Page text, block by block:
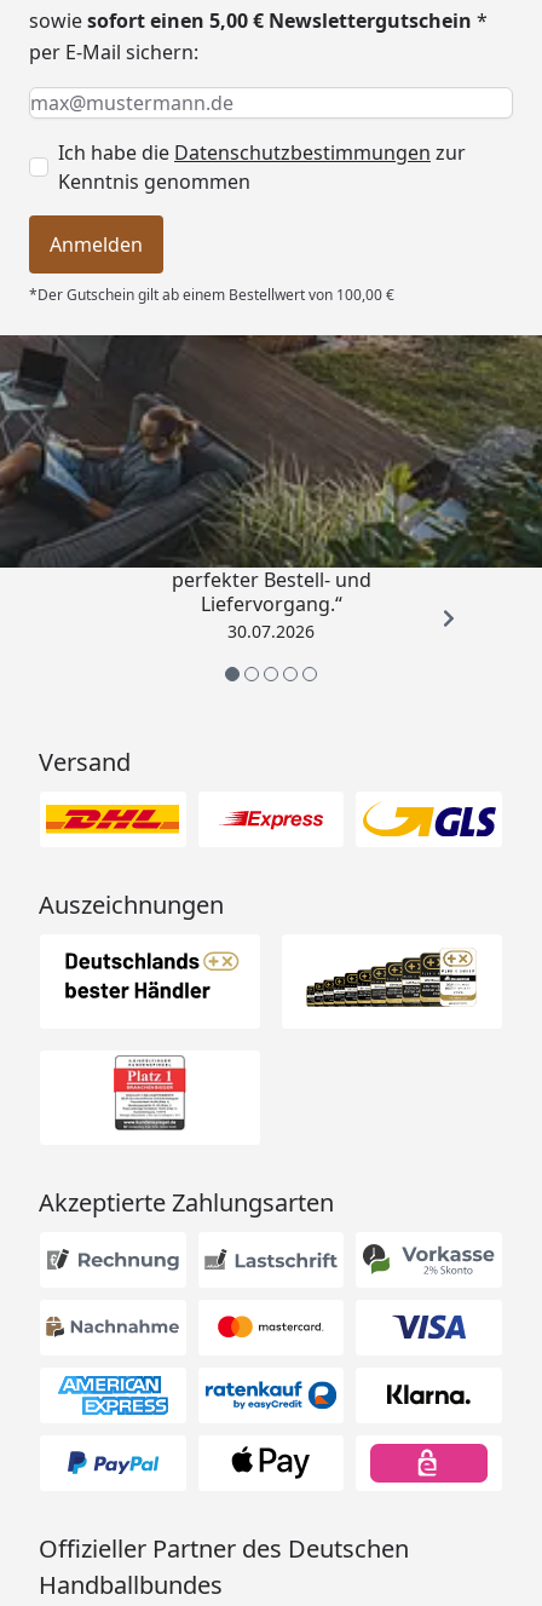
sowiesofort einen 5,00 € Newslettergutschein *
per E-Mail sichern:
Keine Eingabe erforderlich
Eingabe erforderlich
E-Mail *
Ich habe die Datenschutzbestimmungen zur
Kenntnis genommen
Anmelden
*Der Gutschein gilt ab einem Bestellwert von 100,00 €
Trusted Shops
4,76/ 5
„Qualitativ sehr gute Ware und ein
perfekter Bestell- und
Liefervorgang.“
30.07.2026
Versand
Auszeichnungen
Akzeptierte Zahlungsarten
Offizieller Partner des Deutschen
Handballbundes